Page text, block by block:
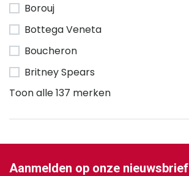
Borouj
Bottega Veneta
Boucheron
Britney Spears
Toon alle 137 merken
Aanmelden op onze nieuwsbrief